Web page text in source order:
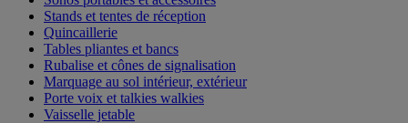
Stands et tentes de réception
Quincaillerie
Tables pliantes et bancs
Rubalise et cônes de signalisation
Marquage au sol intérieur, extérieur
Porte voix et talkies walkies
Vaisselle jetable